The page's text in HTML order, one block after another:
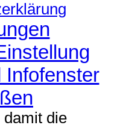
Infofenster
die